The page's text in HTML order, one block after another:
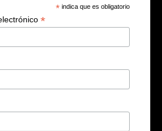
* indica que es obligatorio
*